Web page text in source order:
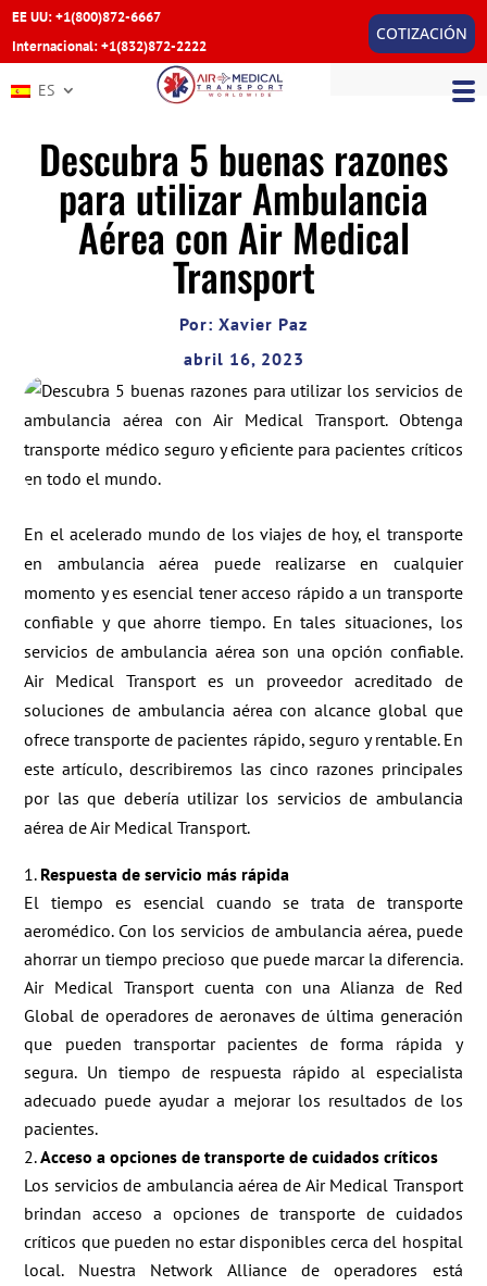
EE UU: +1(800)872-6667
Internacional: +1(832)872-2222
COTIZACIÓN
ES
Descubra 5 buenas razones
para utilizar Ambulancia
Aérea con Air Medical
Transport
Por: Xavier Paz
abril 16, 2023
En el acelerado mundo de los viajes de hoy, el transporte
en ambulancia aérea puede realizarse en cualquier
momento y es esencial tener acceso rápido a un transporte
confiable y que ahorre tiempo. En tales situaciones, los
servicios de ambulancia aérea son una opción confiable.
Air Medical Transport es un proveedor acreditado de
soluciones de ambulancia aérea con alcance global que
ofrece transporte de pacientes rápido, seguro y rentable. En
este artículo, describiremos las cinco razones principales
por las que debería utilizar los servicios de ambulancia
aérea de Air Medical Transport.
Respuesta de servicio más rápida
El tiempo es esencial cuando se trata de transporte
aeromédico. Con los servicios de ambulancia aérea, puede
ahorrar un tiempo precioso que puede marcar la diferencia.
Air Medical Transport cuenta con una Alianza de Red
Global de operadores de aeronaves de última generación
que pueden transportar pacientes de forma rápida y
segura. Un tiempo de respuesta rápido al especialista
adecuado puede ayudar a mejorar los resultados de los
pacientes.
Acceso a opciones de transporte de cuidados críticos
Los servicios de ambulancia aérea de Air Medical Transport
brindan acceso a opciones de transporte de cuidados
críticos que pueden no estar disponibles cerca del hospital
local. Nuestra Network Alliance de operadores está